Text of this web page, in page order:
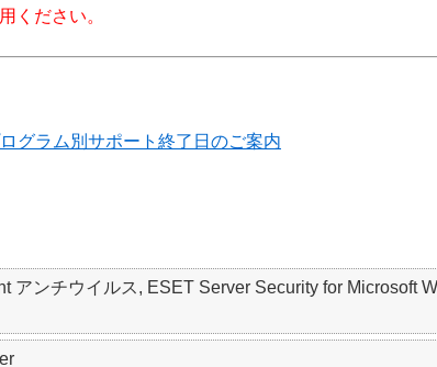
ください。
グラム別サポート終了日のご案内
アンチウイルス, ESET Server Security for Microsoft